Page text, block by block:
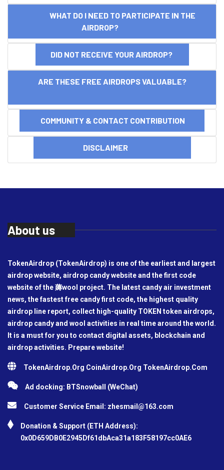
WHAT DO I NEED TO PARTICIPATE IN THE
AIRDROP?
DID NOT RECEIVE YOUR AIRDROP?
ARE THESE FREE AIRDROPS VALUABLE?
COMMUNITY & CONTACT CONTRIBUTION
DISCLAIMER
About us
TokenAirdrop (TokenAirdrop) is one of the earliest and largest
airdrop website, airdrop candy website and the first code
website of the 薅wool project. The latest candy air investment
news, the fastest free candy first code, the highest quality
airdrop line report, collect high-quality TOKEN token airdrops,
airdrop candy and wool activities in real time around the world.
It is a must for you to contact digital assets, blockchain and
airdrop activities. Prepare website!
TokenAirdrop.Org CoinAirdrop.Org TokenAirdrop.Com
Ad docking: BTSnowball (WeChat)
Customer Service Email: zhesmail@163.com
Donation & Support (ETH Address):
0x0D659DB0E2945Df61dbAca31a183F58197cc0AE6